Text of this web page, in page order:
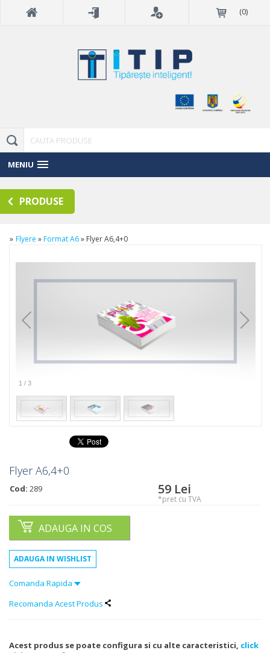
(0)
MENIU
PRODUSE
» Flyere »Format A6» Flyer A6,4+0
1 / 3
Flyer A6,4+0
Cod: 289 59 Lei
*pret cu TVA
Comanda Rapida
Recomanda Acest Produs
Acest produs se poate configura si cu alte caracteristici, click